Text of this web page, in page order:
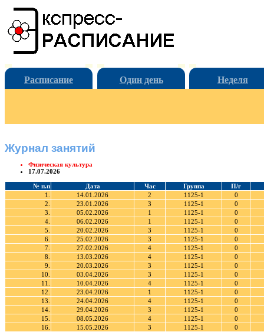
Расписание Один день Неделя
Журнал занятий
Физическая культура
17.07.2026
№ п.п Дата Час Группа
П/г
1.
14.01.2026 2 1125-1
0
2.
23.01.2026 3 1125-1
0
3.
05.02.2026 1 1125-1
0
4.
06.02.2026 1 1125-1
0
5.
20.02.2026 3 1125-1
0
6.
25.02.2026 3 1125-1
0
7.
27.02.2026 4 1125-1
0
8.
13.03.2026 4 1125-1
0
9.
20.03.2026 3 1125-1
0
10.
03.04.2026 3 1125-1
0
11.
10.04.2026 4 1125-1
0
12.
23.04.2026 1 1125-1
0
13.
24.04.2026 4 1125-1
0
14.
29.04.2026 3 1125-1
0
15.
08.05.2026 4 1125-1
0
16.
15.05.2026 3 1125-1
0